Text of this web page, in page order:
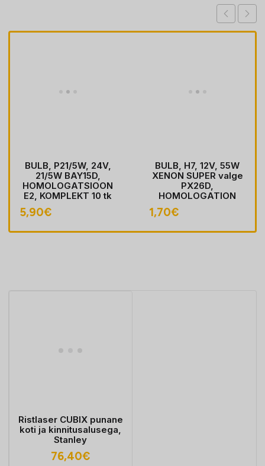
BULB, P21/5W, 24V,
21/5W BAY15D,
HOMOLOGATSIOON
E2, KOMPLEKT 10 tk
5,90€
BULB, H7, 12V, 55W
XENON SUPER valge
PX26D,
HOMOLOGATION
1,70€
Ristlaser CUBIX punane
koti ja kinnitusalusega,
Stanley
76,40€